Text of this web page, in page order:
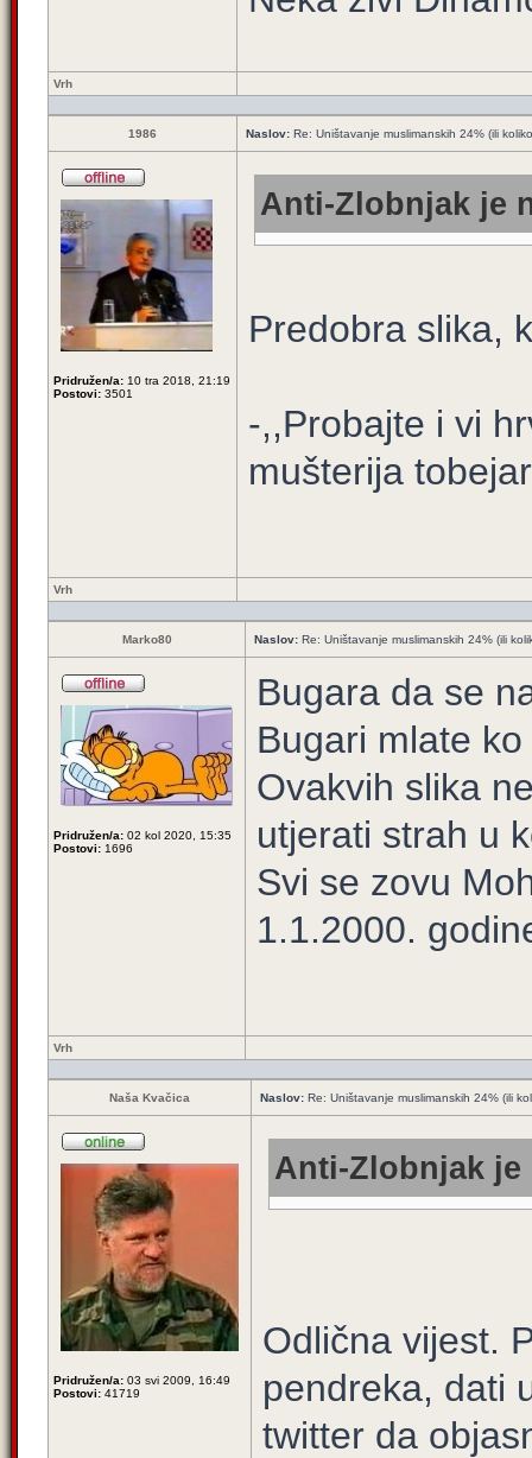
Vrh
1986 Naslov: Re: Uništavanje muslimanskih 24% (ili
Pridružen/a: 10 tra 2018, 21:19
Postovi: 3501
Anti-Zlobnjak je
Predobra slika,
-,,Probajte i vi
mušterija
Vrh
Marko80 Naslov: Re: Uništavanje muslimanskih 24% (ili
Pridružen/a: 02 kol 2020, 15:35
Postovi: 1696
Bugara da se
Bugari mlate
Ovakvih slika
utjerati strah u
Svi se zovu
1.1.2000.
Vrh
Naša Kvačica Naslov: Re: Uništavanje muslimanskih 24% (ili
Pridružen/a: 03 svi 2009, 16:49
Postovi: 41719
Anti-Zlobnjak je
Odlična vijest.
pendreka, dati
twitter da